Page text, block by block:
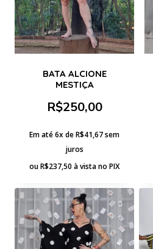
BATA ALCIONE
MESTIÇA
R$250,00
Em até 6x deR$41,67sem
juros
ouR$237,50 à vista no PIX